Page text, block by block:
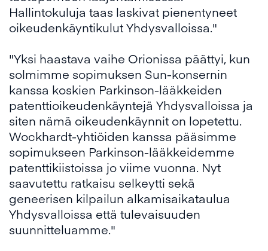
Hallintokuluja taas laskivat pienentyneet
oikeudenkäyntikulut Yhdysvalloissa."
"Yksi haastava vaihe Orionissa päättyi, kun
solmimme sopimuksen Sun-konsernin
kanssa koskien Parkinson-lääkkeiden
patenttioikeudenkäyntejä Yhdysvalloissa ja
siten nämä oikeudenkäynnit on lopetettu.
Wockhardt-yhtiöiden kanssa pääsimme
sopimukseen Parkinson-lääkkeidemme
patenttikiistoissa jo viime vuonna. Nyt
saavutettu ratkaisu selkeytti sekä
geneerisen kilpailun alkamisaikataulua
Yhdysvalloissa että tulevaisuuden
suunnitteluamme."